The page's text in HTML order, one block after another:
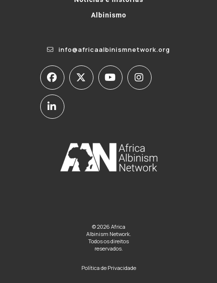
Albinismo
info@africaalbinismnetwork.org
© 2026 Africa
Albinism Network.
Todos os direitos
reservados.
Política de Privacidade